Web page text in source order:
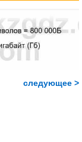
следующее >